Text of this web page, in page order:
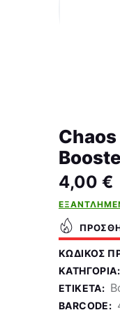
4,00 €
ΚΩΔΙΚΌΣ
ΚΑΤΗΓΟΡΊΑ:
ΕΤΙΚΈΤΑ:
BARCODE: